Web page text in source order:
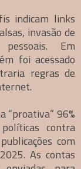
indicam links
invasão de
Em
foi acessado
regras de
“proativa” 96%
contra
com
As contas